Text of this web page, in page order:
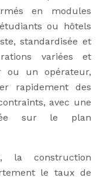
en modules
ou hôtels
standardisée et
variées et
ou un opérateur,
rapidement des
avec une
sur le plan
la construction
le taux de